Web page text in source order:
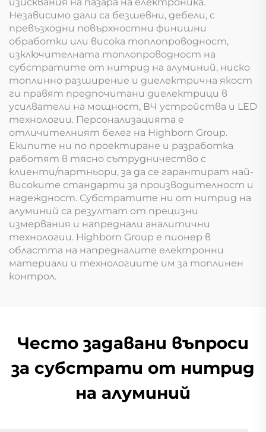
Независимо дали са безшевни, дебели, с
превъзходни повърхностни финишни
обработки или висока топлопроводност,
изключителната топлопроводност на
субстратите от нитрид на алуминий, ниско
топлинно разширение и диелектрична якост
ги правят предпочитани диелектрици в
усилватели на мощност, ВЧ устройства и LED
технологии. Персонализацията е
отличителният белег на Highborn Group.
Екипите ни по проектиране и разработка
работят в тясно сътрудничество с
клиенти/партньори, за да се гарантират най-
високите стандарти за производителност и
надеждност. Субстратите ни от нитрид на
алуминий са резултат от прецизни
измервания и напреднали аналитични
технологии. Highborn Group е пионер в
областта на напредналите електронни
материали и технологиите им за топлинен
контрол.
Често задавани въпроси
за субстрати от нитрид
на алуминий